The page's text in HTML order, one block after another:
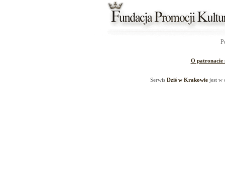
O patronacie
Serwis Dziś w Krakowiejest w